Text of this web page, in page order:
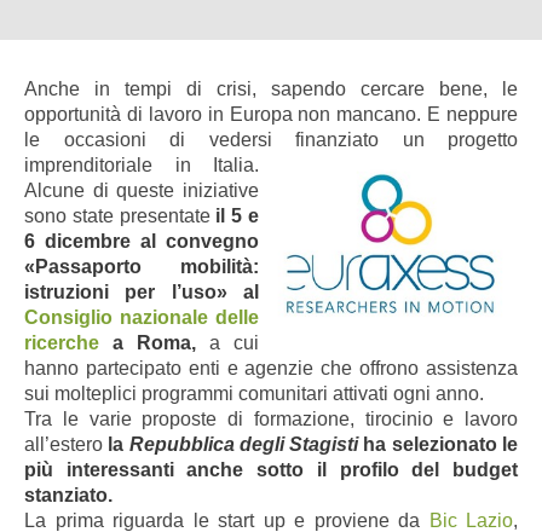
Anche in tempi di crisi, sapendo cercare bene, le
opportunità di lavoro in Europa non mancano. E neppure
le occasioni di vedersi finanziato un progetto
imprenditoriale in Italia.
Alcune di queste iniziative
sono state presentate il 5 e
6 dicembre al convegno
«Passaporto mobilità:
istruzioni per l’uso» al
Consiglio nazionale delle
ricerche a Roma, a cui
hanno partecipato enti e agenzie che offrono assistenza
sui molteplici programmi comunitari attivati ogni anno.
Tra le varie proposte di formazione, tirocinio e lavoro
all’estero la Repubblica degli Stagistiha selezionato le
più interessanti anche sotto il profilo del budget
stanziato.
La prima riguarda le start up e proviene da
Bic Lazio,